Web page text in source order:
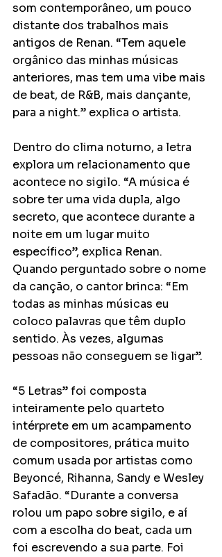
som contemporâneo, um pouco
distante dos trabalhos mais
antigos de Renan. “Tem aquele
orgânico das minhas músicas
anteriores, mas tem uma vibe mais
de beat, de R&B, mais dançante,
para a night.” explica o artista.
Dentro do clima noturno, a letra
explora um relacionamento que
acontece no sigilo. “A música é
sobre ter uma vida dupla, algo
secreto, que acontece durante a
noite em um lugar muito
específico”, explica Renan.
Quando perguntado sobre o nome
da canção, o cantor brinca: “Em
todas as minhas músicas eu
coloco palavras que têm duplo
sentido. Às vezes, algumas
pessoas não conseguem se ligar”.
“5 Letras” foi composta
inteiramente pelo quarteto
intérprete em um acampamento
de compositores, prática muito
comum usada por artistas como
Beyoncé, Rihanna, Sandy e Wesley
Safadão. “Durante a conversa
rolou um papo sobre sigilo, e aí
com a escolha do beat, cada um
foi escrevendo a sua parte. Foi